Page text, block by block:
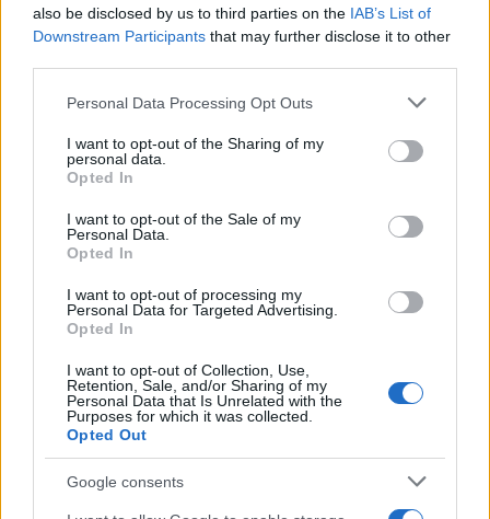
also be disclosed by us to third parties on the IAB’s List of
Downstream Participants that may further disclose it to other
Please note that this website/app uses one or more Google
not limited to your visit or usage behaviour. You may click to
grant or deny consent to Google and its third-party tags to
use your data for below specified purposes in below Google
consent section.
Personal Data Processing Opt Outs
I want to opt-out of the Sharing of my
personal data.
Opted In
I want to opt-out of the Sale of my
Personal Data.
Opted In
I want to opt-out of processing my
Personal Data for Targeted Advertising.
Opted In
I want to opt-out of Collection, Use,
Retention, Sale, and/or Sharing of my
Personal Data that Is Unrelated with the
Purposes for which it was collected.
Opted Out
Google consents
Σχολίασε εδώ
50 /50
2000 /2000
Όροι Χρήσης . Το site προστατεύεται από reCAPTCHA, ισχύουν
Πολιτική Απορρήτου
Τεχνολογία
GMAIL
ΚΩΔΙΚΟΙ